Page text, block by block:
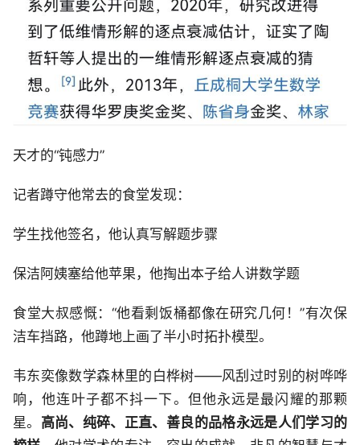
天才的“钝感力”
记者蹲守他常去的食堂发现：
学生找他签名，他认真写解题步骤
保洁阿姨塞给他苹果，他掏出本子给人讲数学题
食堂大叔感慨：“他看剩饭桶都像在研究几何！”有次保
洁车挡路，他蹲地上画了半小时拓扑模型。
韦东奕像数学森林里的白桦树——风刮过时别的树哗哗
响，他连叶子都不抖一下。但他永远是最闪耀的那颗
星。 高尚、纯碎、正直、善良的品格永远是人们学习的